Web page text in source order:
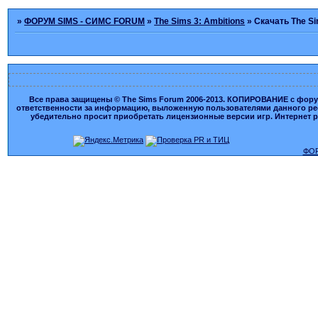
»ФОРУМ SIMS - СИМС FORUM »The Sims 3: Ambitions »Скачать The
Все права защищены © The Sims Forum 2006-2013. КОПИРОВАНИЕ с
ответственности за информацию, выложенную пользователями данного
убедительно просит приобретать лицензионные версии игр.